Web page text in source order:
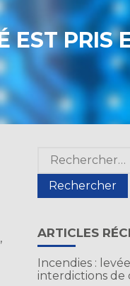
EST PRIS
Blog
sidebar
Rechercher :
ARTICLES
Incendies :
interdictions de